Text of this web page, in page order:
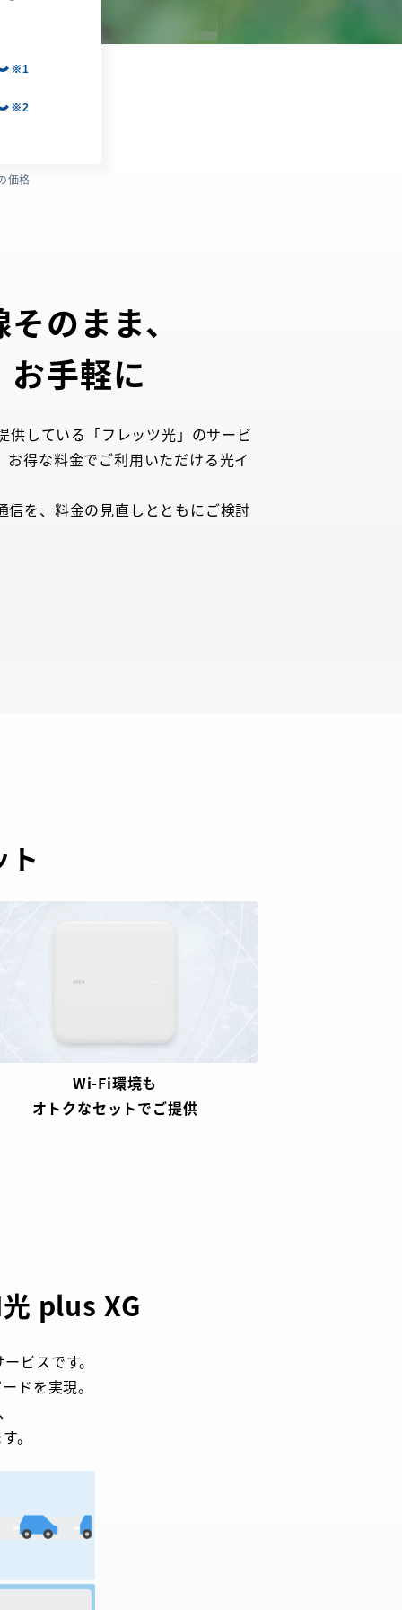
※1
※2
価格
のまま、
手軽に
供している「フレッツ光」のサービ
得な料金でご利用いただける光イ
信を、料金の見直しとともにご検討
Wi-Fi環境も​
オトクなセットでご提供​
plus XG
ビスです。
ドを実現。​
。​